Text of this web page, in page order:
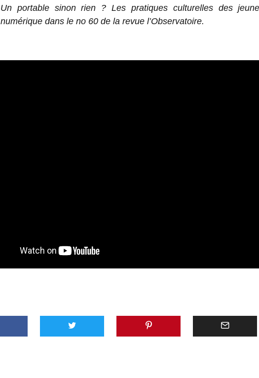
Un portable sinon rien ? Les pratiques culturelles des
numérique dans le no 60 de la revue l’Observatoire.